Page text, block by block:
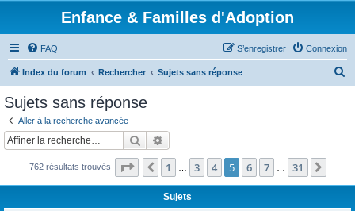
Enfance & Familles d'Adoption
FAQ Connexion
S’enregistrer
Index du forum Rechercher Sujets sans réponse
c
Sujets sans réponse
Aller à la recherche avancée
Rechercher
762 résultats trouvés Page sur 31
Précédente
1 3 4 5 6 7 31
Sujets